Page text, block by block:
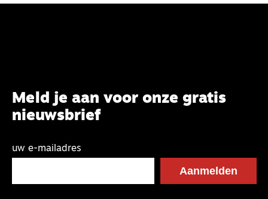
Meld je aan voor onze gratis
nieuwsbrief
uw e-mailadres